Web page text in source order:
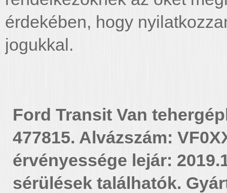
érdekében, hogy
jogukkal.
Ford Transit Van
477815. Alvázszám:
érvényessége lejár:
sérülések találhatók.